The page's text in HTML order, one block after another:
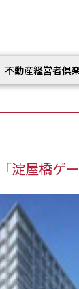
不動産経営者倶
淀屋橋ゲ